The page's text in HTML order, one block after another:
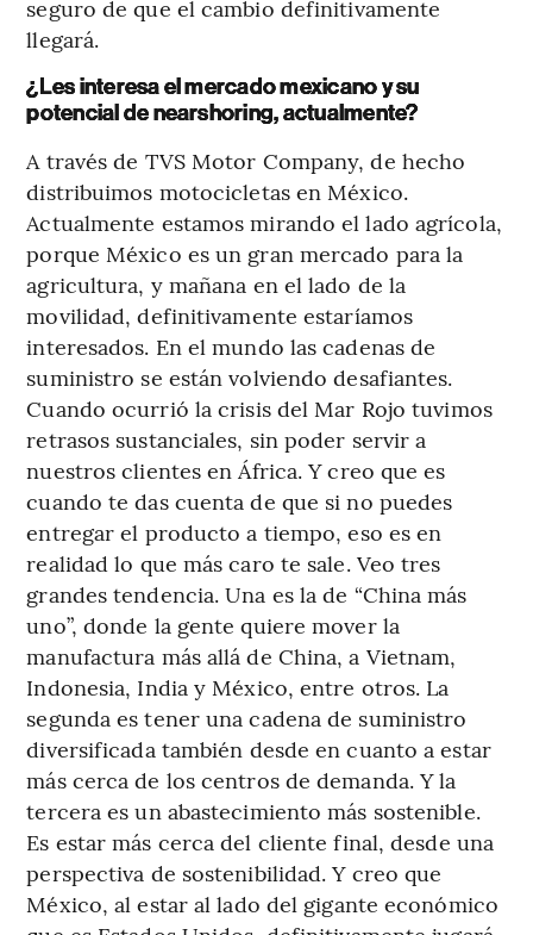
seguro de que el cambio definitivamente
llegará.
¿Les interesa el mercado mexicano y su
potencial de nearshoring, actualmente?
A través de TVS Motor Company, de hecho
distribuimos motocicletas en México.
Actualmente estamos mirando el lado agrícola,
porque México es un gran mercado para la
agricultura, y mañana en el lado de la
movilidad, definitivamente estaríamos
interesados. En el mundo las cadenas de
suministro se están volviendo desafiantes.
Cuando ocurrió la crisis del Mar Rojo tuvimos
retrasos sustanciales, sin poder servir a
nuestros clientes en África. Y creo que es
cuando te das cuenta de que si no puedes
entregar el producto a tiempo, eso es en
realidad lo que más caro te sale. Veo tres
grandes tendencia. Una es la de “China más
uno”, donde la gente quiere mover la
manufactura más allá de China, a Vietnam,
Indonesia, India y México, entre otros. La
segunda es tener una cadena de suministro
diversificada también desde en cuanto a estar
más cerca de los centros de demanda. Y la
tercera es un abastecimiento más sostenible.
Es estar más cerca del cliente final, desde una
perspectiva de sostenibilidad. Y creo que
México, al estar al lado del gigante económico